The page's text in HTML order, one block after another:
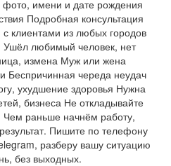
имени и дате рождения
Подробная консультация
клиентами из любых городов
любимый человек, нет
измена Муж или жена
Беспричинная череда неудач
ухудшение здоровья Нужна
бизнеса Не откладывайте
раньше начнём работу,
Пишите по телефону
разберу вашу ситуацию
без выходных.